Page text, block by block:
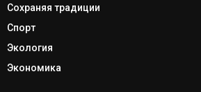
Сохраняя традиции
Спорт
Экология
Экономика